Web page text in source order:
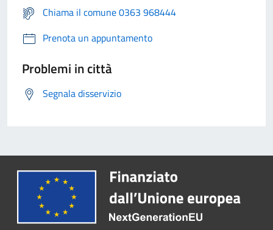
Chiama il comune 0363 968444
Prenota un appuntamento
Problemi in città
Segnala disservizio